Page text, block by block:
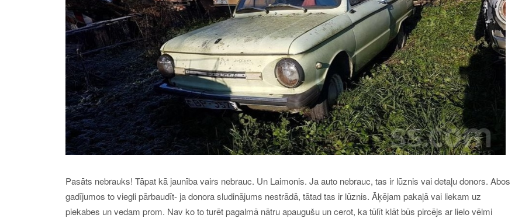
Pasāts nebrauks! Tāpat kā jaunība vairs nebrauc. Un Laimonis. Ja auto nebrauc, tas ir lūznis vai detaļu donors. Abos
gadījumos to viegli pārbaudīt- ja donora sludinājums nestrādā, tātad tas ir lūznis. Āķējam pakaļā vai liekam uz
piekabes un vedam prom. Nav ko to turēt pagalmā nātru apaugušu un cerot, ka tūlīt klāt būs pircējs ar lielo vēlmi